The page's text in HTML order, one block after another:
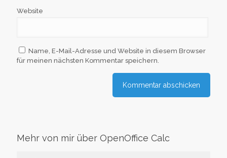
Website
Name, E-Mail-Adresse und Website in diesem Browser
für meinen nächsten Kommentar speichern.
Mehr von mir über OpenOffice Calc